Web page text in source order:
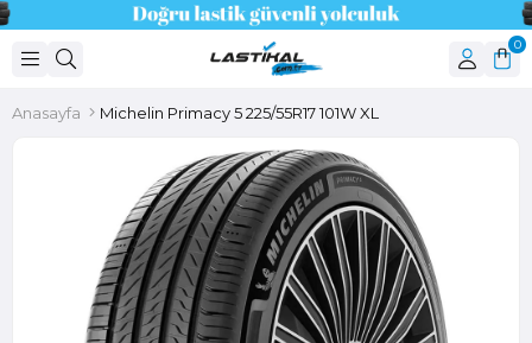
0
Anasayfa Michelin Primacy 5 225/55R17 101W XL